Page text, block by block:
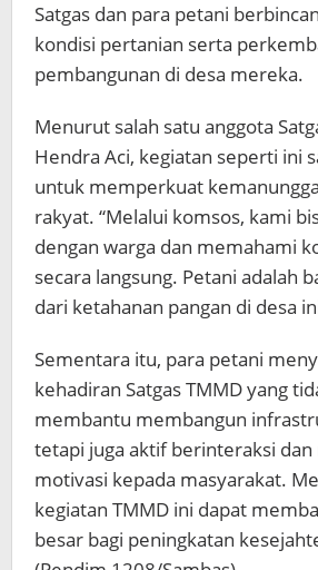
Satgas dan para petani
kondisi pertanian serta
pembangunan di desa mereka.
Menurut salah satu anggota
Hendra Aci, kegiatan seperti ini
untuk memperkuat
rakyat. “Melalui komsos, kami
dengan warga dan memahami
secara langsung. Petani adalah
dari ketahanan pangan di desa
Sementara itu, para petani
kehadiran Satgas TMMD yang
membantu membangun
tetapi juga aktif berinteraksi
motivasi kepada masyarakat.
kegiatan TMMD ini dapat
besar bagi peningkatan